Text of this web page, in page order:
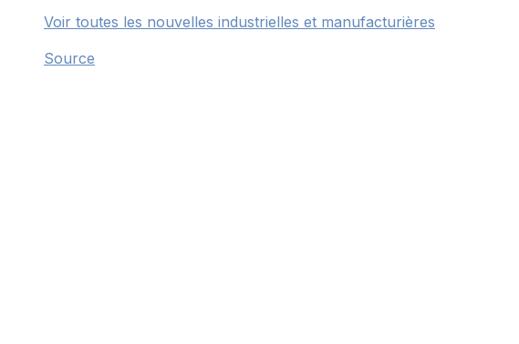
Voir toutes les nouvelles industrielles et manufacturières
Source